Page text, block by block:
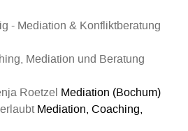
- Mediation & Konfliktberatung
Mediation und Beratung
Roetzel Mediation (Bochum)
Mediation, Coaching,